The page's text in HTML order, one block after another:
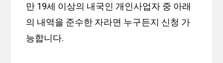
만 19세 이상의 내국인 개인사업자 중 아래
의 내역을 준수한 자라면 누구든지 신청 가
능합니다.